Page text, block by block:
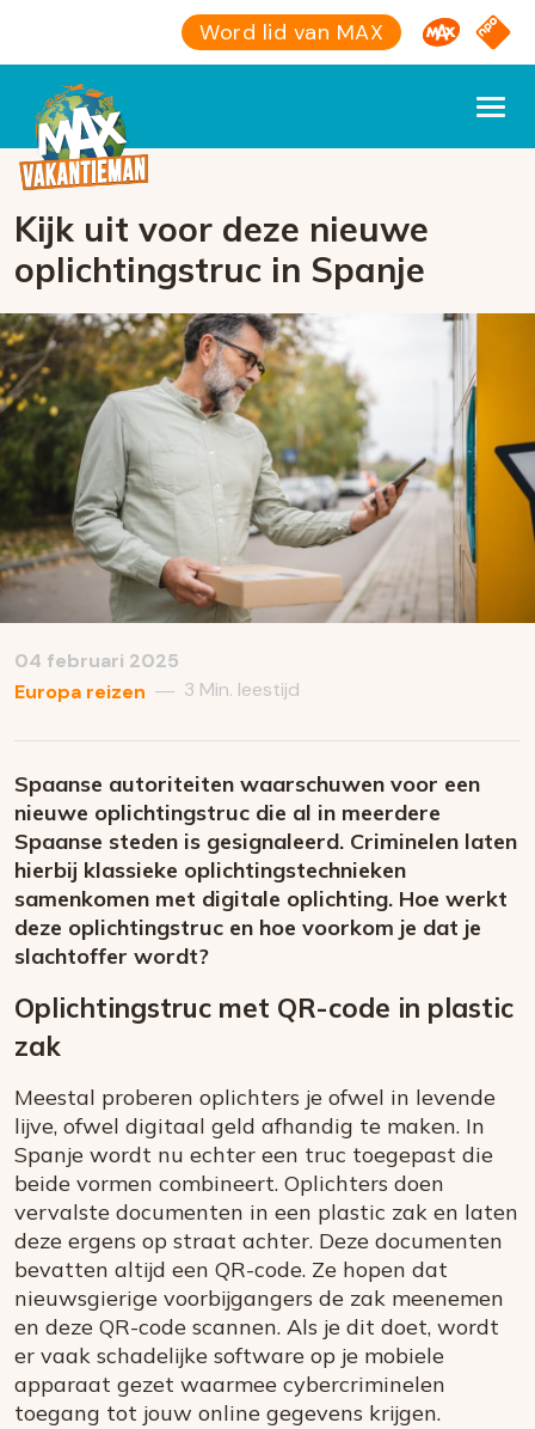
Word lid van MAX Omroep
NPO
Kijk uit voor deze nieuwe
oplichtingstruc in Spanje
04 februari 2025
Europa reizen — 3 Min. leestijd
Spaanse autoriteiten waarschuwen voor een
nieuwe oplichtingstruc die al in meerdere
Spaanse steden is gesignaleerd. Criminelen laten
hierbij klassieke oplichtingstechnieken
samenkomen met digitale oplichting. Hoe werkt
deze oplichtingstruc en hoe voorkom je dat je
slachtoffer wordt?
Oplichtingstruc met QR-code in plastic
zak
Meestal proberen oplichters je ofwel in levende
lijve, ofwel digitaal geld afhandig te maken. In
Spanje wordt nu echter een truc toegepast die
beide vormen combineert. Oplichters doen
vervalste documenten in een plastic zak en laten
deze ergens op straat achter. Deze documenten
bevatten altijd een QR-code. Ze hopen dat
nieuwsgierige voorbijgangers de zak meenemen
en deze QR-code scannen. Als je dit doet, wordt
er vaak schadelijke software op je mobiele
apparaat gezet waarmee cybercriminelen
toegang tot jouw online gegevens krijgen.